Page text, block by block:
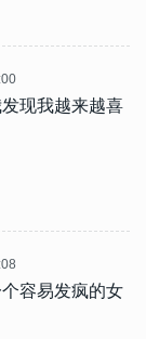
现我越来越喜
容易发疯的女